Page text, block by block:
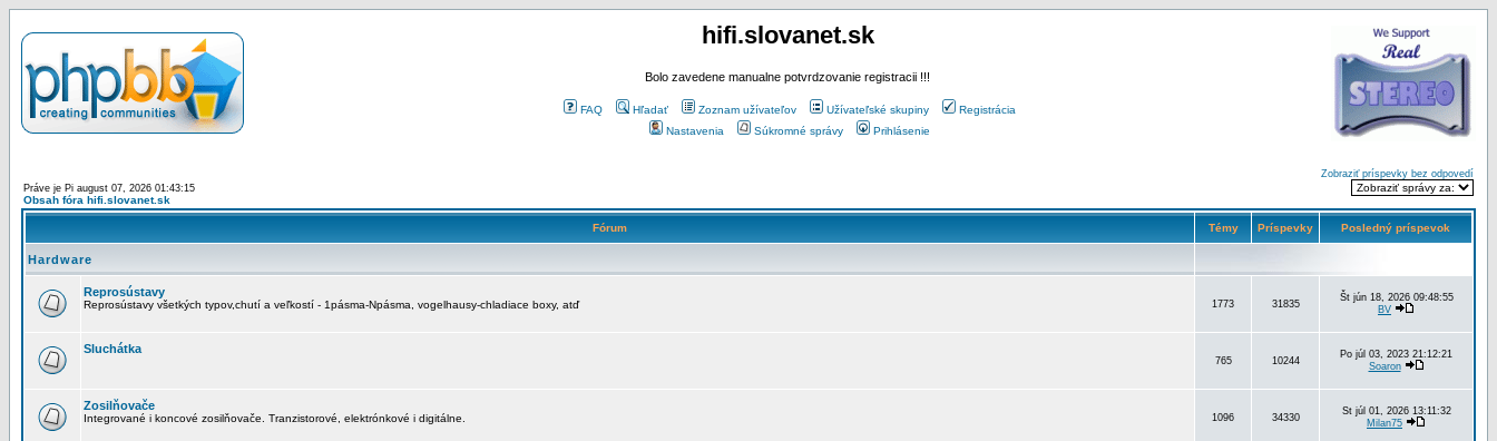
hifi.slovanet.sk
Bolo zavedene manualne potvrdzovanie registracii !!!
FAQ Hľadať Zoznam užívateľov Užívateľské skupiny
Registrácia
Nastavenia
Súkromné správy Prihlásenie
Práve je Pi august 07, 2026 01:43:15
Obsah fóra hifi.slovanet.sk
Zobraziť príspevky bez odpovedí
Fórum Témy Príspevky Posledný príspevok
Hardware
Reprosústavy
Reprosústavy všetkých typov,chutí a veľkostí - 1pásma-Npásma, vogelhausy-chladiace boxy, atď 1773 31835
Št jún 18, 2026 09:48:55
BV
Sluchátka
765 10244
Po júl 03, 2023 21:12:21
Soaron
Zosilňovače
Integrované i koncové zosilňovače. Tranzistorové, elektrónkové i digitálne. 1096 34330
St júl 01, 2026 13:11:32
Milan75